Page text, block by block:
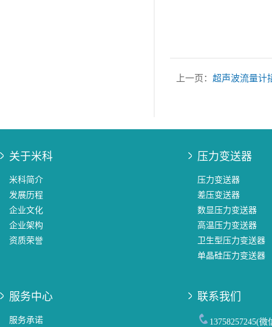
上一页： 超声波流量计
关于米科
米科简介
发展历程
企业文化
企业架构
资质荣誉
压力变送器
压力变送器
差压变送器
数显压力变送器
高温压力变送器
卫生型压力变送器
单晶硅压力变送器
服务中心
服务承诺
联系我们
13758257245(微